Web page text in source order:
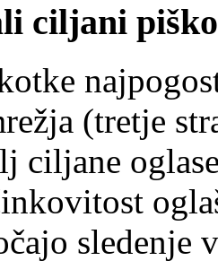
ciljani
(tretje
ciljane
sledenje